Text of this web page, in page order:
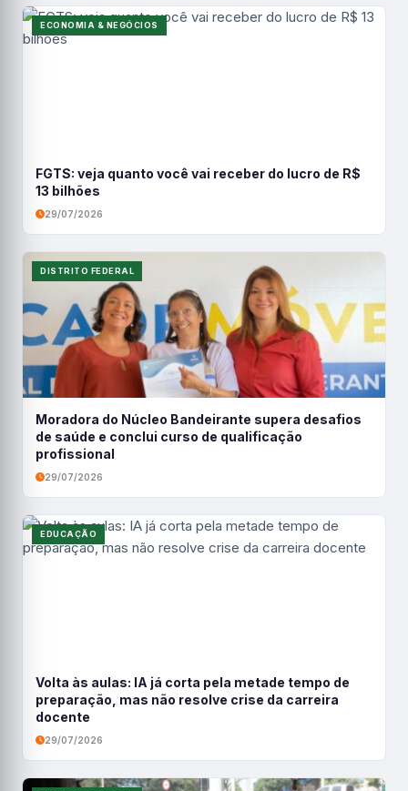
ECONOMIA & NEGÓCIOS
FGTS: veja quanto você vai receber do lucro de R$
13 bilhões
29/07/2026
DISTRITO FEDERAL
Moradora do Núcleo Bandeirante supera desafios
de saúde e conclui curso de qualificação
profissional
29/07/2026
EDUCAÇÃO
Volta às aulas: IA já corta pela metade tempo de
preparação, mas não resolve crise da carreira
docente
29/07/2026